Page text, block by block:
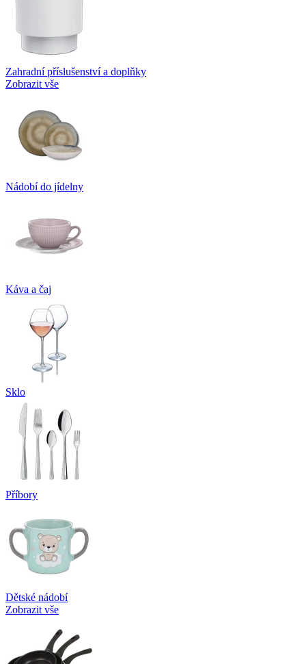
Zahradní příslušenství a doplňky
Zobrazit vše
Nádobí do jídelny
Káva a čaj
Sklo
Příbory
Dětské nádobí
Zobrazit vše